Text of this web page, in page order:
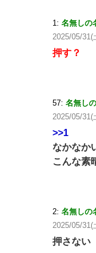
1: 名無しの
2025/05/31(
押す？
57: 名無し
2025/05/31(
>>1
なかなか
こんな素
2: 名無しの
2025/05/31(
押さない